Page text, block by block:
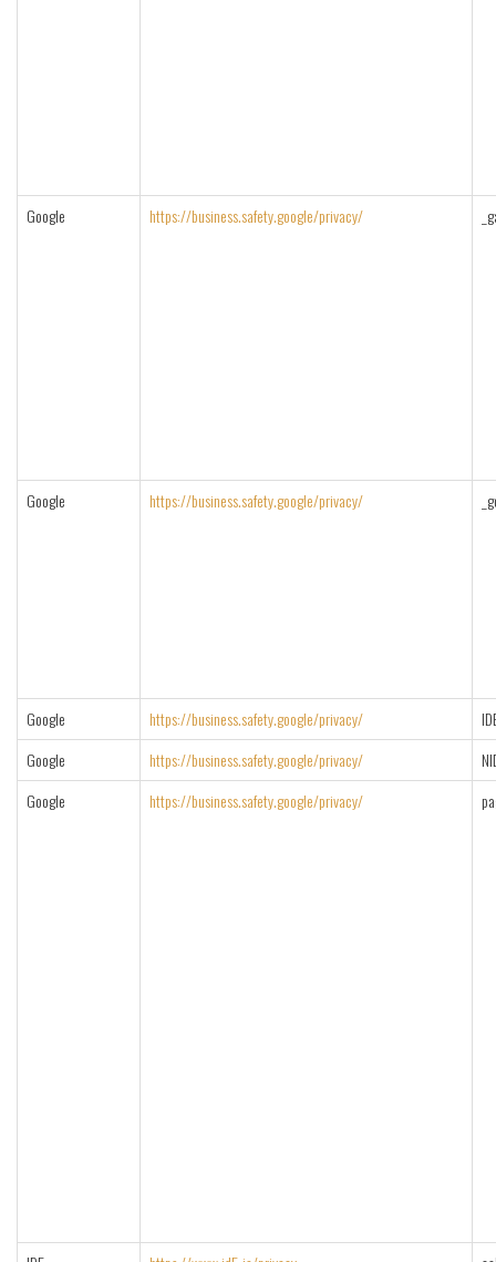
Google https://business.safety.google/privacy/
Google https://business.safety.google/privacy/
Google https://business.safety.google/privacy/
Google
https://business.safety.google/privacy/
Google
https://business.safety.google/privacy/